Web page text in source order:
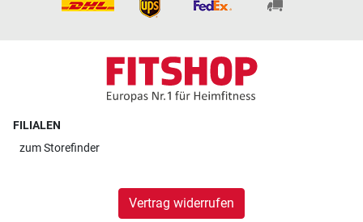
FILIALEN
zumStorefinder
Vertrag widerrufen